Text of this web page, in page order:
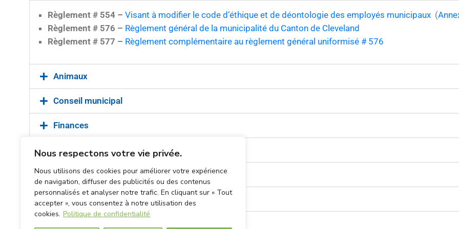
Nous respectons votre vie privée.
Nous utilisons des cookies pour améliorer votre expérience
de navigation, diffuser des publicités ou des contenus
personnalisés et analyser notre trafic. En cliquant sur « Tout
accepter », vous consentez à notre utilisation des
cookies. Politique de confidentialité
Règlement # 554 – Visant à modifier le code d’éthique et de déontologie des employés municipaux (
Règlement # 576 – Règlement général de la municipalité du Canton de Cleveland
Règlement # 577 – Règlement complémentaire au règlement général uniformisé # 576
Animaux
Conseil municipal
Finances
Gestion contractuelle
Piscines
Programme de revitalisation